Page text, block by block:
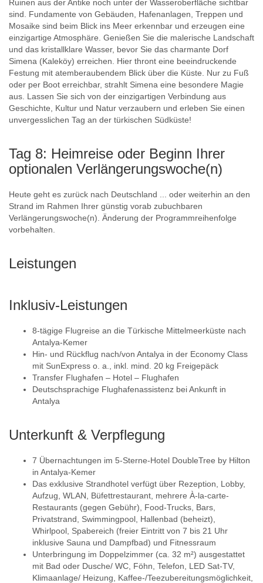
Ruinen aus der Antike noch unter der Wasseroberfläche sichtbar
sind. Fundamente von Gebäuden, Hafenanlagen, Treppen und
Mosaike sind beim Blick ins Meer erkennbar und erzeugen eine
einzigartige Atmosphäre. Genießen Sie die malerische Landschaft
und das kristallklare Wasser, bevor Sie das charmante Dorf
Simena (Kaleköy) erreichen. Hier thront eine beeindruckende
Festung mit atemberaubendem Blick über die Küste. Nur zu Fuß
oder per Boot erreichbar, strahlt Simena eine besondere Magie
aus. Lassen Sie sich von der einzigartigen Verbindung aus
Geschichte, Kultur und Natur verzaubern und erleben Sie einen
unvergesslichen Tag an der türkischen Südküste!
Tag 8: Heimreise oder Beginn Ihrer
optionalen Verlängerungswoche(n)
Heute geht es zurück nach Deutschland ... oder weiterhin an den
Strand im Rahmen Ihrer günstig vorab zubuchbaren
Verlängerungswoche(n). Änderung der Programmreihenfolge
vorbehalten.
Leistungen
Inklusiv-Leistungen
8-tägige Flugreise an die Türkische Mittelmeerküste nach
Antalya-Kemer
Hin- und Rückflug nach/von Antalya in der Economy Class
mit SunExpress o. a., inkl. mind. 20 kg Freigepäck
Transfer Flughafen – Hotel – Flughafen
Deutschsprachige Flughafenassistenz bei Ankunft in
Antalya
Unterkunft & Verpflegung
7 Übernachtungen im 5-Sterne-Hotel DoubleTree by Hilton
in Antalya-Kemer
Das exklusive Strandhotel verfügt über Rezeption, Lobby,
Aufzug, WLAN, Büfettrestaurant, mehrere À-la-carte-
Restaurants (gegen Gebühr), Food-Trucks, Bars,
Privatstrand, Swimmingpool, Hallenbad (beheizt),
Whirlpool, Spabereich (freier Eintritt von 7 bis 21 Uhr
inklusive Sauna und Dampfbad) und Fitnessraum
Unterbringung im Doppelzimmer (ca. 32 m²) ausgestattet
mit Bad oder Dusche/ WC, Föhn, Telefon, LED Sat-TV,
Klimaanlage/ Heizung, Kaffee-/Teezubereitungsmöglichkeit,